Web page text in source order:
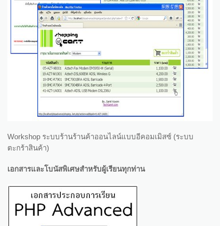
Workshop ระบบร้านร้านค้าออนไลน์แบบอีคอมเมิสซ์ (ระบบ
ตะกร้าสินค้า)
เอกสารและโบนัสพิเศษสำหรับผู้เรียนทุกท่าน